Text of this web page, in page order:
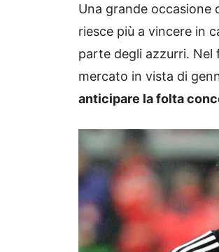
Una grande occasione
riesce più a vincere in
parte degli azzurri. Nel
mercato in vista di
anticipare la folta